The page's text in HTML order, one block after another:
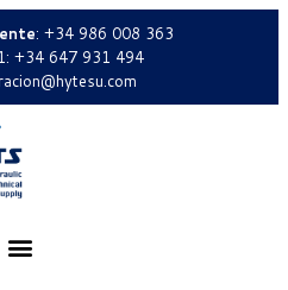
: +34 986 008 363
+34 647 931 494